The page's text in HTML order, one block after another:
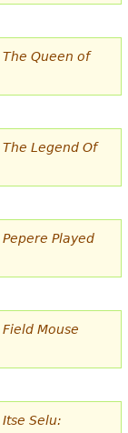
The Queen of
The Legend Of
Pepere Played
Field Mouse
Itse Selu: